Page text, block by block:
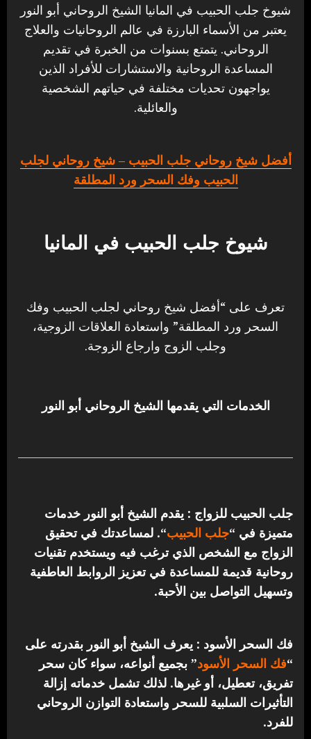
شيوخ جلب الحبيب في المانيا الشيخ الروحاني أبو النور
يعتبر من الأسماء البارزة في عالم الروحانيات والعلاج
الروحاني. يتمتع بسنوات من الخبرة في تقديم
المساعدة الروحانية والاستشارات للأفراد الذين
يواجهون تحديات مختلفة في حياتهم الشخصية
والعائلية.
أفضل شيخ روحاني جلب الحبيب – شيخ روحاني لجلب
الحبيب وفك السحر ورد المطلقة
شيوخ جلب الحبيب في المانيا
تعرف على “أفضل شيخ روحاني لجلب الحبيب وفك
السحر ورد المطلقة” واستعادة العلاقات الزوجية،
وجلب الزوج وارجاع الزوجة.
الخدمات التي يقدمها الشيخ الروحاني أبو النور
جلب الحبيب للزواج : يقدم الشيخ أبو النور خدمات
متميزة في “جلب الحبيب“. لمساعدتك في تحقيق
الزواج مع الشخص الذي ترغب فيه ويستخدم تقنيات
روحانية قديمة للمساعدة في تعزيز الروابط العاطفية
وتسهيل التواصل بين الأحبة.
فك السحر الأسود : يعرف الشيخ أبو النور بقدرته على
“فك السحر الأسود” بجميع أنواعه، سواء كان سحر
تفريق، تعطيل، أو غيرها. لذلك تشمل خدماته إزالة
التأثيرات السلبية للسحر واستعادة التوازن الروحاني
للفرد.